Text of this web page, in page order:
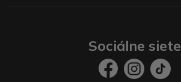
Sociálne siete